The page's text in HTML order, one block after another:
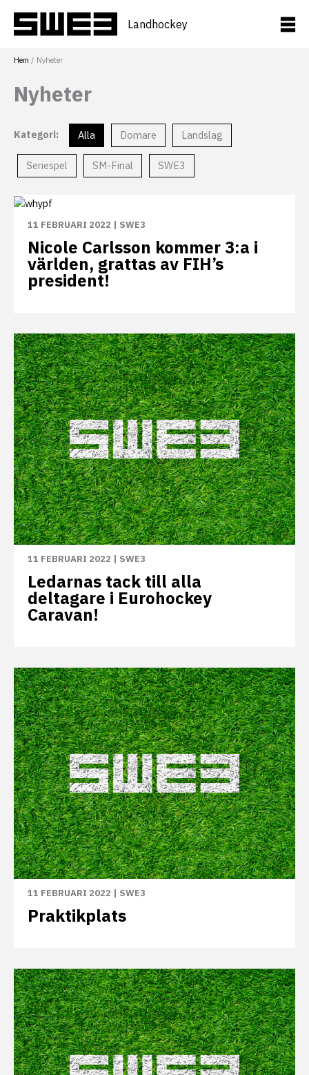
innehåll
Landhockey
Hem Nyheter
Nyheter
Kategori: Alla Domare Landslag
Seriespel SM-Final SWE3
11 FEBRUARI 2022 | SWE3
Nicole Carlsson kommer 3:a i
världen, grattas av FIH’s
president!
11 FEBRUARI 2022 | SWE3
Ledarnas tack till alla
deltagare i Eurohockey
Caravan!
11 FEBRUARI 2022 | SWE3
Praktikplats